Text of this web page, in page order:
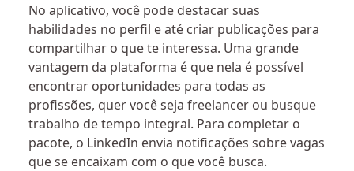
No aplicativo, você pode destacar suas
habilidades no perfil e até criar publicações para
compartilhar o que te interessa. Uma grande
vantagem da plataforma é que nela é possível
encontrar oportunidades para todas as
profissões, quer você seja freelancer ou busque
trabalho de tempo integral. Para completar o
pacote, o LinkedIn envia notificações sobre vagas
que se encaixam com o que você busca.